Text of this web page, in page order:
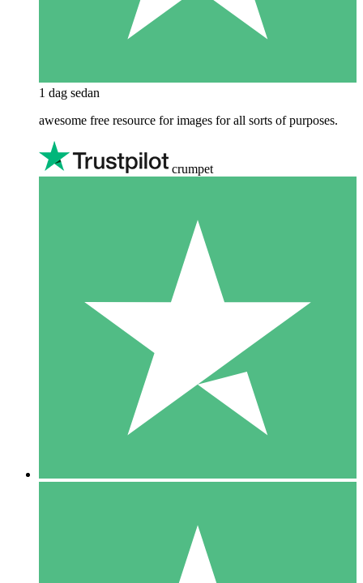
1 dag sedan
awesome free resource for images for all sorts of purposes.
crumpet